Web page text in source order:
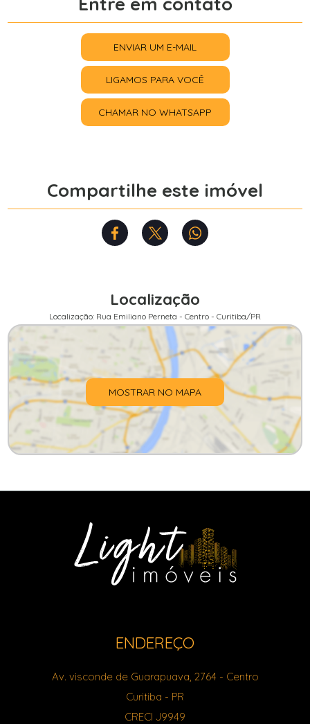
ENVIAR UM E-MAIL
LIGAMOS PARA VOCÊ
CHAMAR NO WHATSAPP
Compartilhe este imóvel
Localização
Localização: Rua Emiliano Perneta - Centro - Curitiba/PR
MOSTRAR NO MAPA
ENDEREÇO
Av. visconde de Guarapuava, 2764- Centro
Curitiba - PR
CRECI J9949